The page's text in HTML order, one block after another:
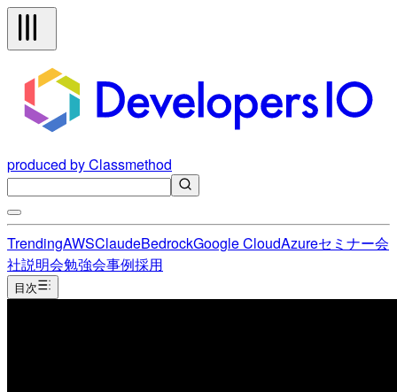
produced by Classmethod
TrendingAWSClaudeBedrockGoogle CloudAzureセミナー会
社説明会勉強会事例採用
目次